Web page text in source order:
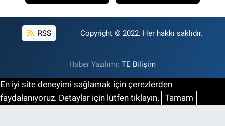
RSS Copyright © 2022. Her hakkı saklıdır.
Haber Yazılımı: TE Bilişim
En iyi site deneyimi sağlamak için çerezlerden
faydalanıyoruz. Detaylar için lütfen tıklayın. Tamam